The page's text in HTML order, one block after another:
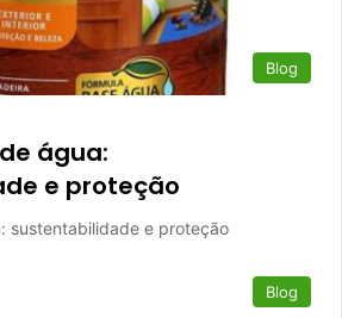
Blog
água:
e proteção
sustentabilidade e proteção
Blog